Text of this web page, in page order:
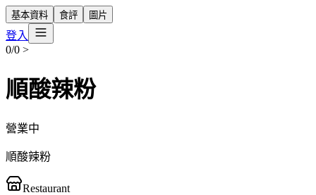
基本資料 食評 圖片
登入
0/0 >
順酸辣粉
營業中
順酸辣粉
Restaurant